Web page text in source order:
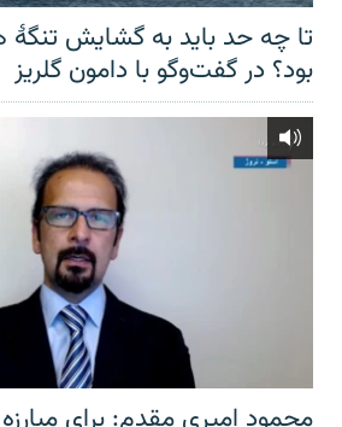
تا چه حد باید به گشایش
بود؟ در گفت‌وگو با دامون گلریز